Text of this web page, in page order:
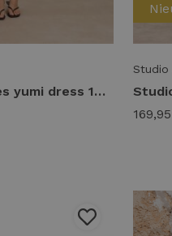
Studio Anneloes yumi dress 14390 Jurk 6900 dark blue
Studio
169,95